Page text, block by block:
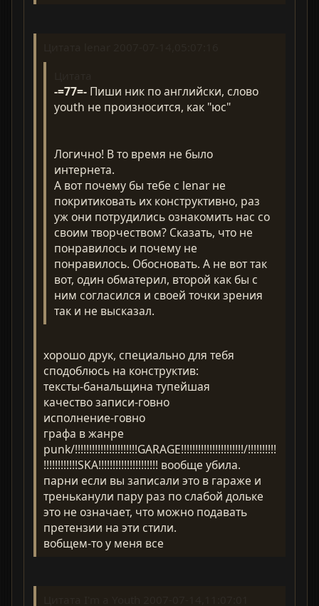
-=77=-Пиши ник по английски, слово
youth не произносится, как "юс"
Логично! В то время не было
интернета.
А вот почему бы тебе с lenar не
покритиковать их конструктивно, раз
уж они потрудились ознакомить нас со
своим творчеством? Сказать, что не
понравилось и почему не
понравилось. Обосновать. А не вот так
вот, один обматерил, второй как бы с
ним согласился и своей точки зрения
так и не высказал.
хорошо друк, специально для тебя
сподоблюсь на конструктив:
тексты-банальщина тупейшая
качество записи-говно
исполнение-говно
графа в жанре
punk/!!!!!!!!!!!!!!!!!!!!!!GARAGE!!!!!!!!!!!!!!!!!!!!!!/!!!!!!!!!!
!!!!!!!!!!!!SKA!!!!!!!!!!!!!!!!!!!!! вообще убила.
парни если вы записали это в гараже и
треньканули пару раз по слабой дольке
это не означает, что можно подавать
претензии на эти стили.
вобщем-то у меня все